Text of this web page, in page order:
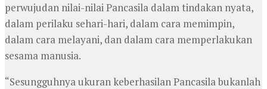
perwujudan nilai-nilai Pancasila dalam tindakan nyata,
dalam perilaku sehari-hari, dalam cara memimpin,
dalam cara melayani, dan dalam cara memperlakukan
sesama manusia.
“Sesungguhnya ukuran keberhasilan Pancasila bukanlah